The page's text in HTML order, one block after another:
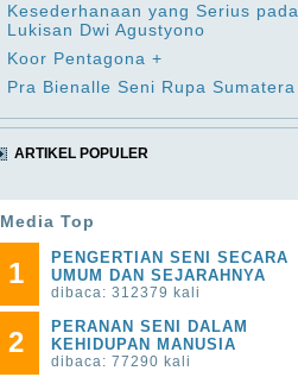
Kesederhanaan yang Serius pada
Lukisan Dwi Agustyono
Koor Pentagona +
Pra Bienalle Seni Rupa Sumatera
ARTIKEL POPULER
Media Top
1
PENGERTIAN SENI SECARA
UMUM DAN SEJARAHNYA
dibaca: 312379 kali
2
PERANAN SENI DALAM
KEHIDUPAN MANUSIA
dibaca: 77290 kali